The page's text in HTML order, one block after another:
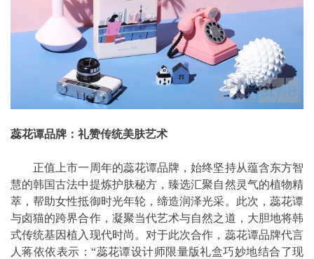
蕊花谭品牌：礼赞传统美肤艺术
正值上市一周年的蕊花谭品牌，始终坚持从蕴含东方智
慧的韩国古法中提炼护肤秘方，臻选汇聚自然灵气的植物精
萃，帮助女性抵御时光年轮，缔造润泽光采。此次，蕊花谭
与卤猫的跨界合作，凝聚当代艺术与自然之道，大胆地将韩
式传统基因植入现代时尚。对于此次合作，蕊花谭品牌代言
人蒋依依表示：“蕊花谭设计师限量版礼盒巧妙地结合了现